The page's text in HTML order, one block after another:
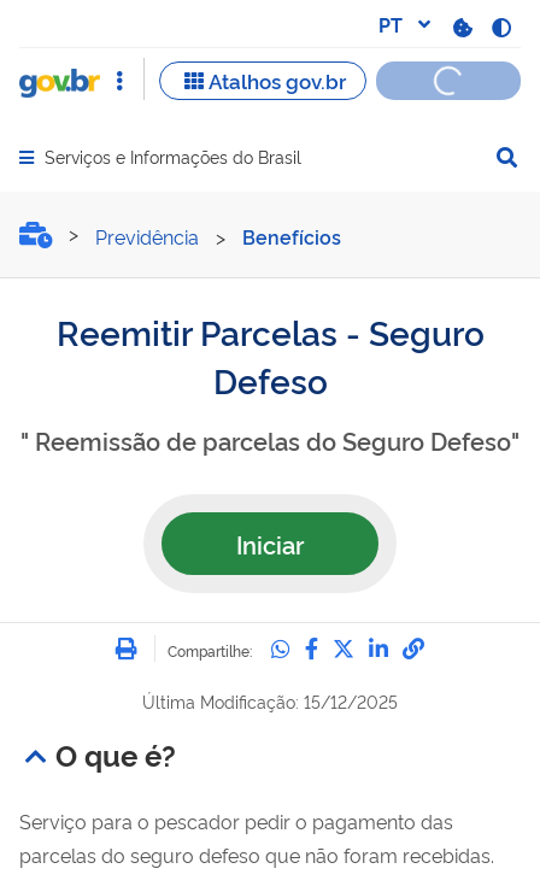
Abrir menu principal de navegação
Serviços e Informações do Brasil
Reemitir Parcelas -
Previdência > Benefícios
Reemitir Parcelas - Seguro
Defeso
" Reemissão de parcelas do Seguro Defeso"
Iniciar
Imprimir
Compartilhe: Compartilhe no
Compartilhe no
Compartilhe no
Compartilhe
Última Modificação: 15/12/2025
O que é?
Serviço para o pescador pedir o pagamento das
parcelas do seguro defeso que não foram recebidas.